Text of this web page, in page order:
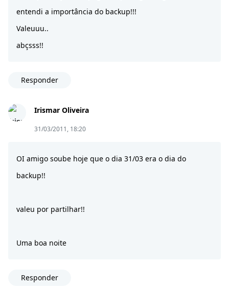
entendi a importância do backup!!!
Valeuuu..
abçsss!!
Responder
Irismar Oliveira
31/03/2011, 18:20
OI amigo soube hoje que o dia 31/03 era o dia do
backup!!
valeu por partilhar!!
Uma boa noite
Responder